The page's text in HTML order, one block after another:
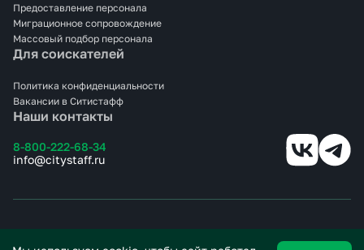
Наши контакты
8-800-222-68-34
info@citystaff.ru
Предоставление персонала
Миграционное сопровождение
Массовый подбор персонала
Для соискателей
Политика конфиденциальности
Вакансии в Ситистафф